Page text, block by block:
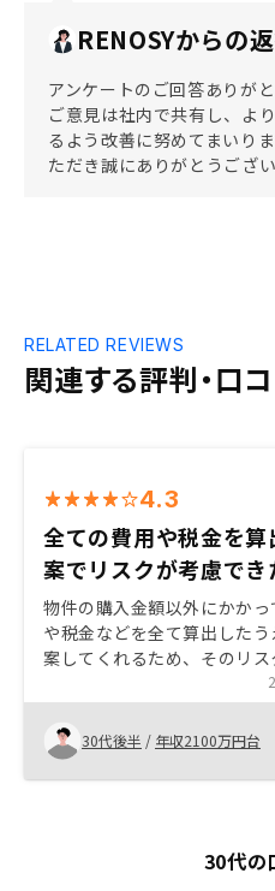
RENOSYからの
アンケートのご回答ありが
ご意見は社内で共有し、よ
るよう改善に努めてまいり
ただき誠にありがとうござい
関連する評判・口
RELATED REVIEWS
4.3
全ての費用や税金を算
案でリスクが考慮でき
物件の購入金額以外にかか
や税金などを全て算出した
案してくれるため、そのリ
うえで購入出来ることが素
産投資全般に関する始めの
は、不明点やリスクだと思う
先回りして説明してくれたた
がおける印象を持てたが、
れば、より不安なく購入ま
30代後半 / 年収2100万円台
30代の